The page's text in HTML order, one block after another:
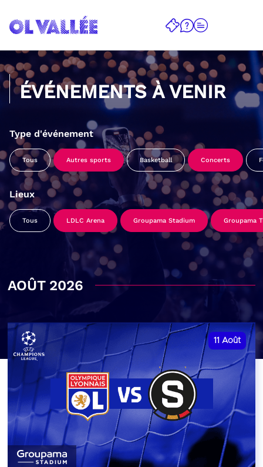
ÉVÉNEMENTS À VENIR
Type d'événement
Tous Autres sports Basketball Concerts
Lieux
Tous LDLC Arena Groupama Stadium Groupama
AOÛT 2026
11 Août